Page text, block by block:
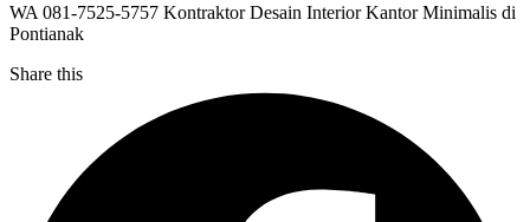
WA 081-7525-5757 Kontraktor Desain Interior Kantor Minimalis di
Pontianak
Share this